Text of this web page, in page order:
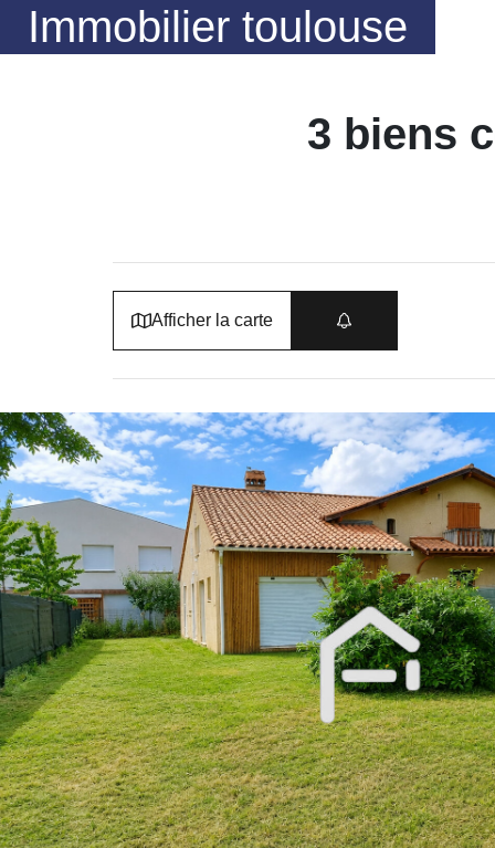
Immobilier toulouse
3 biens
Afficher la carte